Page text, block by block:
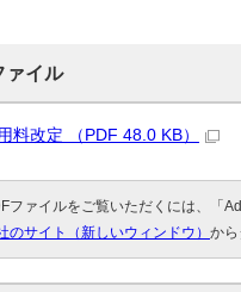
ァイル
料改定 （PDF 48.0 KB）
ファイルをご覧いただくには、「
のサイト（新しいウィンドウ） から